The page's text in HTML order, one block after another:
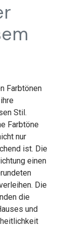
Farbtönen
Stil.
Farbtöne
nur
ist. Die
einen
Die
die
und